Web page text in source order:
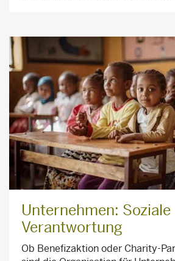
Unternehmen: Soziale
Verantwortung
Ob Benefizaktion oder Charity-